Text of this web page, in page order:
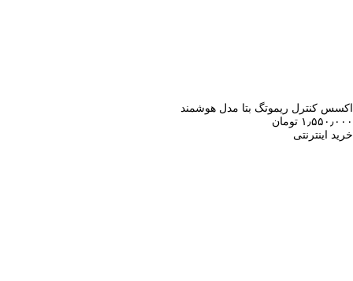
اکسس کنترل ریموتگ بتا مدل هوشمند
۱٫۵۵۰٫۰۰۰ تومان
خرید اینترنتی